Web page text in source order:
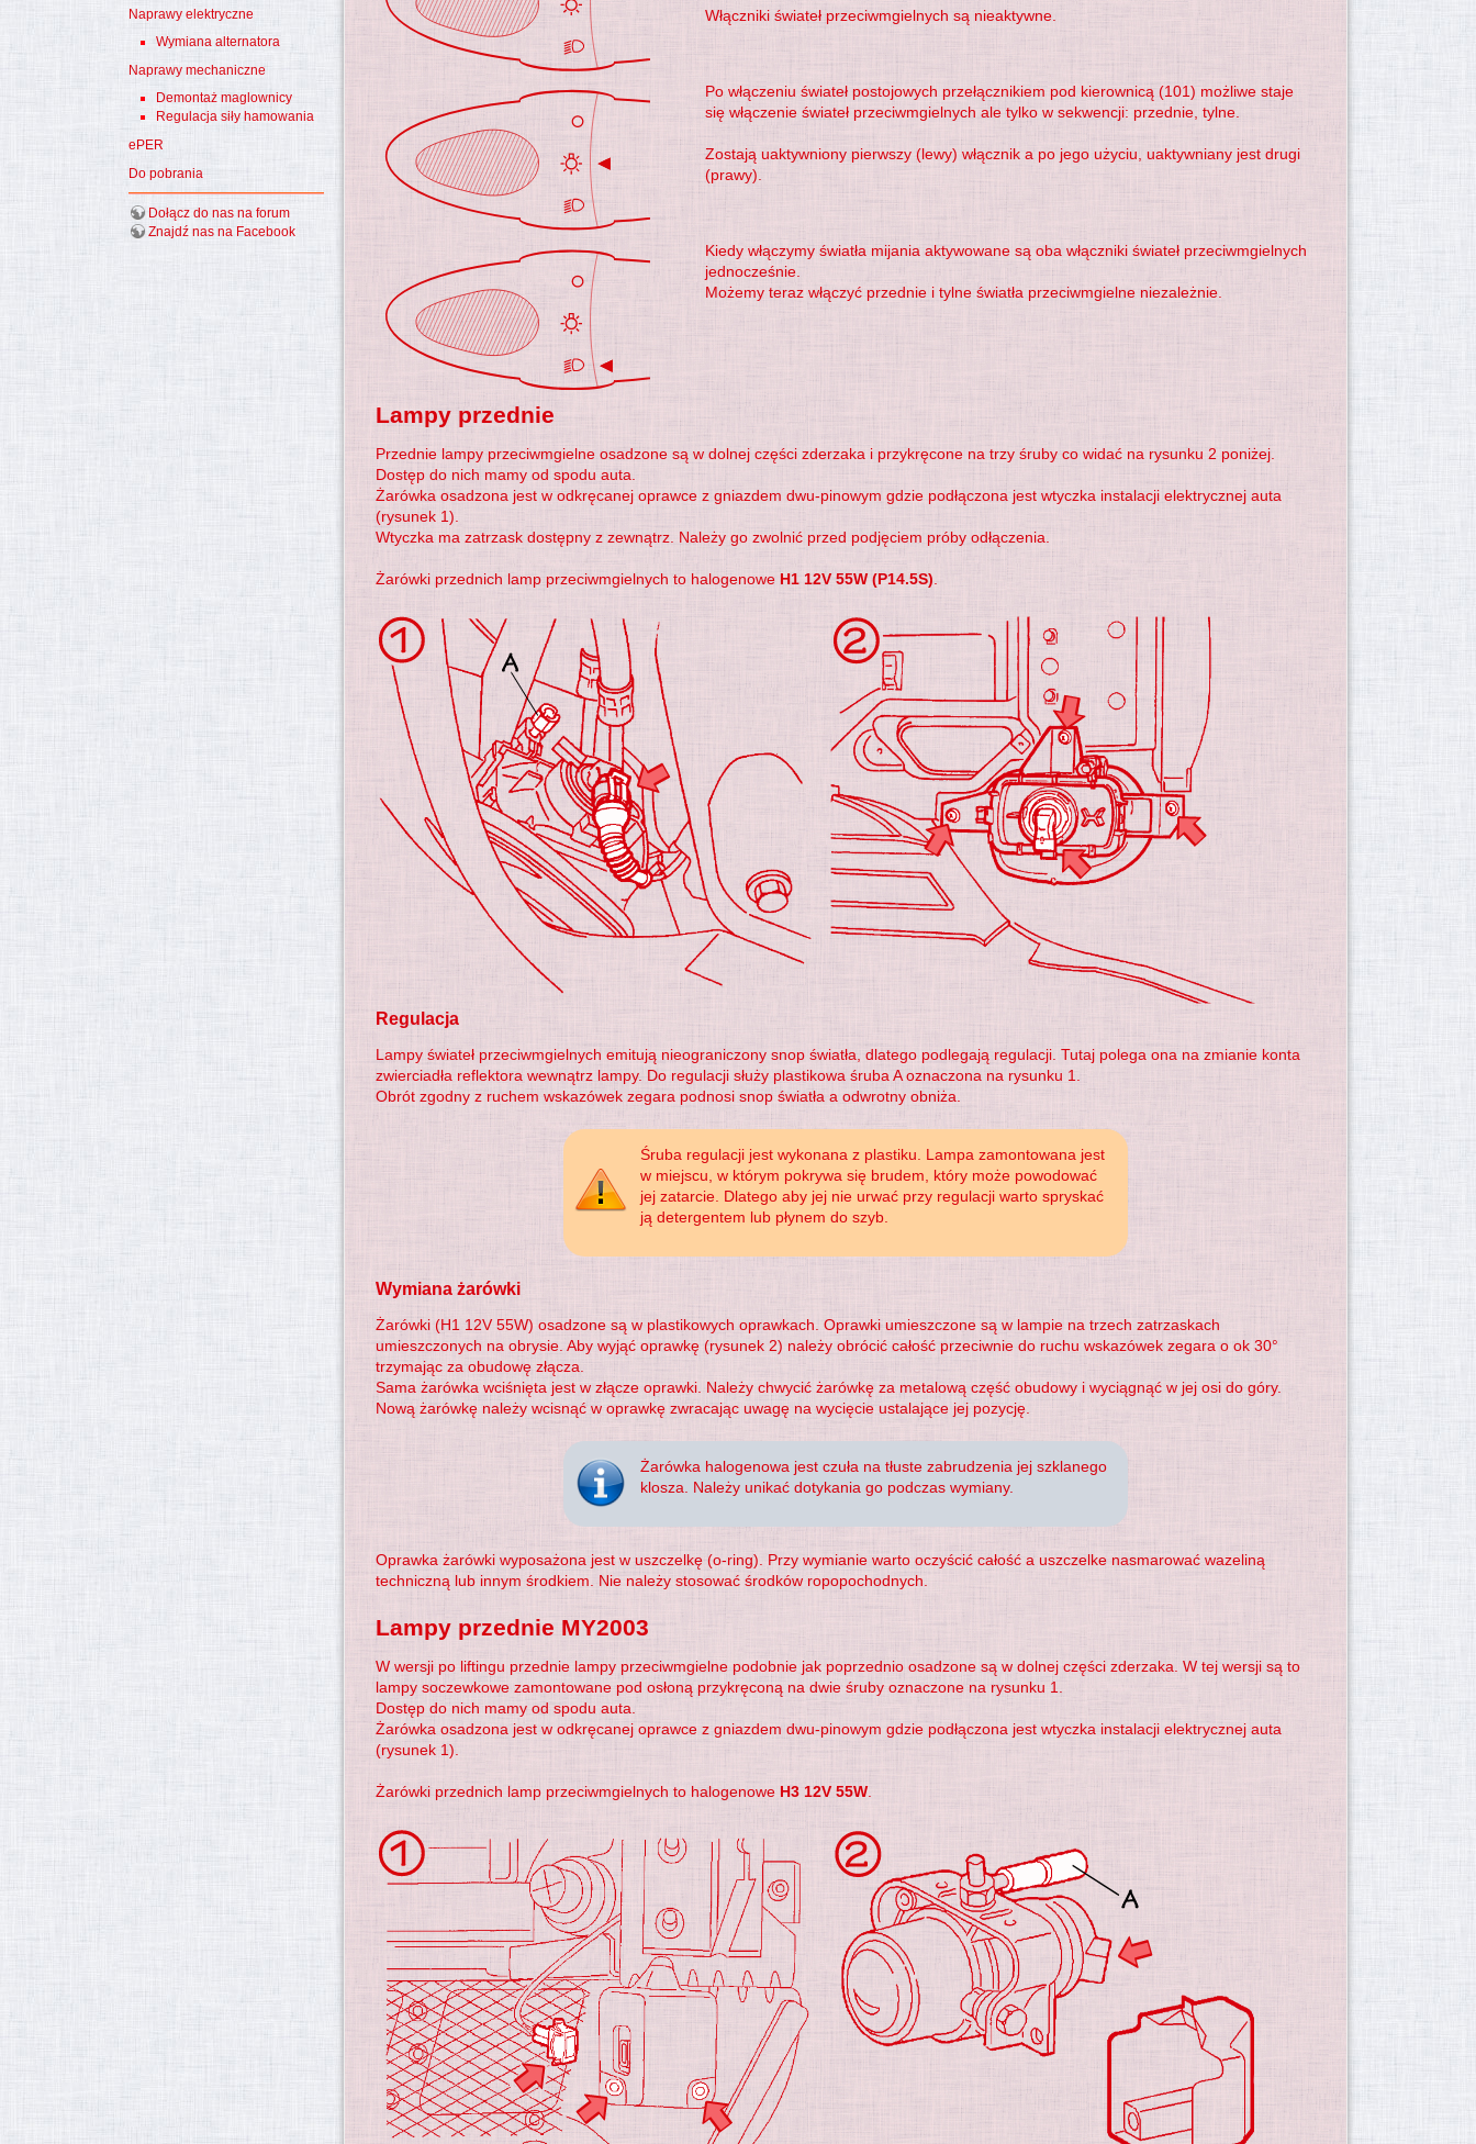
Naprawy elektryczne
Wymiana alternatora
Naprawy mechaniczne
Demontaż maglownicy
Regulacja siły hamowania
ePER
Do pobrania
Dołącz do nas na forum
Znajdź nas na Facebook
Włączniki świateł przeciwmgielnych są nieaktywne.
Po włączeniu świateł postojowych przełącznikiem pod kierownicą (101) możliwe staje
się włączenie świateł przeciwmgielnych ale tylko w sekwencji: przednie, tylne.
Zostają uaktywniony pierwszy (lewy) włącznik a po jego użyciu, uaktywniany jest drugi
(prawy).
Kiedy włączymy światła mijania aktywowane są oba włączniki świateł przeciwmgielnych
jednocześnie.
Możemy teraz włączyć przednie i tylne światła przeciwmgielne niezależnie.
Lampy przednie
Przednie lampy przeciwmgielne osadzone są w dolnej części zderzaka i przykręcone na trzy śruby co widać na rysunku 2 poniżej.
Dostęp do nich mamy od spodu auta.
Żarówka osadzona jest w odkręcanej oprawce z gniazdem dwu-pinowym gdzie podłączona jest wtyczka instalacji elektrycznej auta
(rysunek 1).
Wtyczka ma zatrzask dostępny z zewnątrz. Należy go zwolnić przed podjęciem próby odłączenia.
Żarówki przednich lamp przeciwmgielnych to halogenowe H1 12V 55W (P14.5S).
Regulacja
Lampy świateł przeciwmgielnych emitują nieograniczony snop światła, dlatego podlegają regulacji. Tutaj polega ona na zmianie konta
zwierciadła reflektora wewnątrz lampy. Do regulacji służy plastikowa śruba A oznaczona na rysunku 1.
Obrót zgodny z ruchem wskazówek zegara podnosi snop światła a odwrotny obniża.
Śruba regulacji jest wykonana z plastiku. Lampa zamontowana jest
w miejscu, w którym pokrywa się brudem, który może powodować
jej zatarcie. Dlatego aby jej nie urwać przy regulacji warto spryskać
ją detergentem lub płynem do szyb.
Wymiana żarówki
Żarówki (H1 12V 55W) osadzone są w plastikowych oprawkach. Oprawki umieszczone są w lampie na trzech zatrzaskach
umieszczonych na obrysie. Aby wyjąć oprawkę (rysunek 2) należy obrócić całość przeciwnie do ruchu wskazówek zegara o ok 30°
trzymając za obudowę złącza.
Sama żarówka wciśnięta jest w złącze oprawki. Należy chwycić żarówkę za metalową część obudowy i wyciągnąć w jej osi do góry.
Nową żarówkę należy wcisnąć w oprawkę zwracając uwagę na wycięcie ustalające jej pozycję.
Żarówka halogenowa jest czuła na tłuste zabrudzenia jej szklanego
klosza. Należy unikać dotykania go podczas wymiany.
Oprawka żarówki wyposażona jest w uszczelkę (o-ring). Przy wymianie warto oczyścić całość a uszczelke nasmarować wazeliną
techniczną lub innym środkiem. Nie należy stosować środków ropopochodnych.
Lampy przednie MY2003
W wersji po liftingu przednie lampy przeciwmgielne podobnie jak poprzednio osadzone są w dolnej części zderzaka. W tej wersji są to
lampy soczewkowe zamontowane pod osłoną przykręconą na dwie śruby oznaczone na rysunku 1.
Dostęp do nich mamy od spodu auta.
Żarówka osadzona jest w odkręcanej oprawce z gniazdem dwu-pinowym gdzie podłączona jest wtyczka instalacji elektrycznej auta
(rysunek 1).
Żarówki przednich lamp przeciwmgielnych to halogenowe H3 12V 55W.